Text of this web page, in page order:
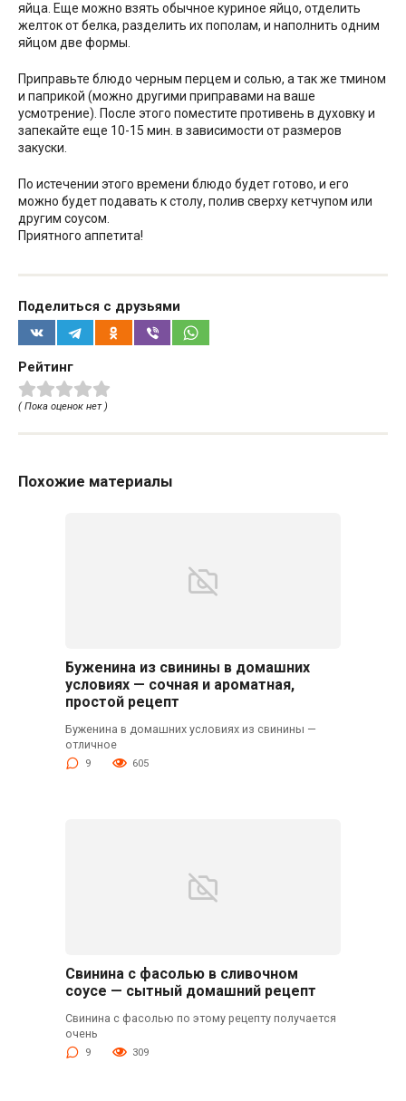
яйца. Еще можно взять обычное куриное яйцо, отделить
желток от белка, разделить их пополам, и наполнить одним
яйцом две формы.
Приправьте блюдо черным перцем и солью, а так же тмином
и паприкой (можно другими приправами на ваше
усмотрение). После этого поместите противень в духовку и
запекайте еще 10-15 мин. в зависимости от размеров
закуски.
По истечении этого времени блюдо будет готово, и его
можно будет подавать к столу, полив сверху кетчупом или
другим соусом.
Приятного аппетита!
Поделиться с друзьями
Рейтинг
( Пока оценок нет )
Похожие материалы
Буженина из свинины в домашних
условиях — сочная и ароматная,
простой рецепт
Буженина в домашних условиях из свинины —
отличное
9 605
Свинина с фасолью в сливочном
соусе — сытный домашний рецепт
Свинина с фасолью по этому рецепту получается
очень
9 309